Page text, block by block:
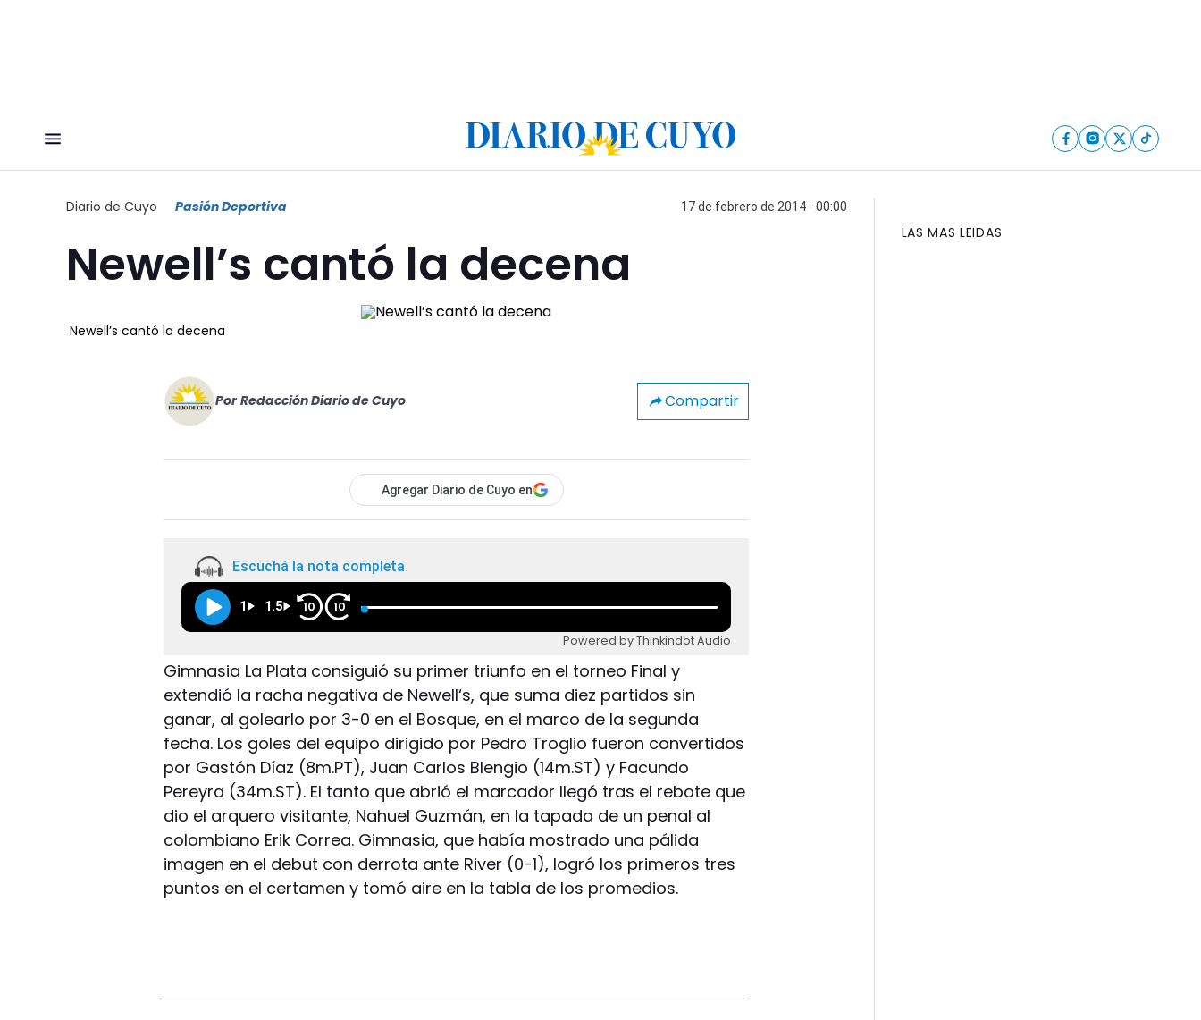
Diario de Cuyo Pasión Deportiva 17 de febrero de 2014 - 00:00
Newell’s cantó la decena
Newell’s cantó la decena
Por Redacción Diario de Cuyo Compartir
Agregar Diario de Cuyo en
Escuchá la nota completa
1 1.5 10 10
Powered by Thinkindot Audio
Gimnasia La Plata consiguió su primer triunfo en el torneo Final y
extendió la racha negativa de Newell‘s, que suma diez partidos sin
ganar, al golearlo por 3-0 en el Bosque, en el marco de la segunda
fecha. Los goles del equipo dirigido por Pedro Troglio fueron convertidos
por Gastón Díaz (8m.PT), Juan Carlos Blengio (14m.ST) y Facundo
Pereyra (34m.ST). El tanto que abrió el marcador llegó tras el rebote que
dio el arquero visitante, Nahuel Guzmán, en la tapada de un penal al
colombiano Erik Correa. Gimnasia, que había mostrado una pálida
imagen en el debut con derrota ante River (0-1), logró los primeros tres
puntos en el certamen y tomó aire en la tabla de los promedios.
LAS MAS LEIDAS